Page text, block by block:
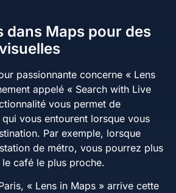
dans Maps pour des
passionnante concerne « Lens
appelé « Search with Live
vous permet de
vous entourent lorsque vous
Par exemple, lorsque
de métro, vous pourrez plus
café le plus proche.
« Lens in Maps » arrive cette